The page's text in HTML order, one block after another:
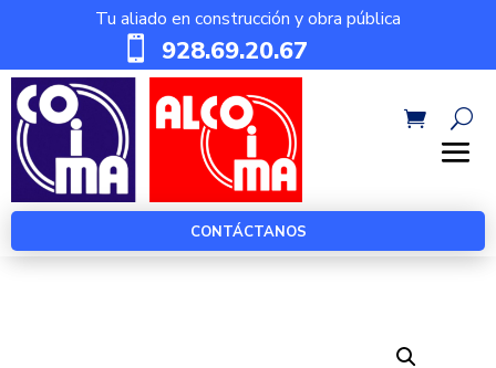
Tu aliado en construcción y obra pública
 928.69.20.67
CONTÁCTANOS